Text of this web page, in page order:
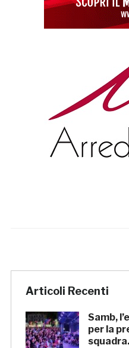
Articoli Recenti
Samb,
per la